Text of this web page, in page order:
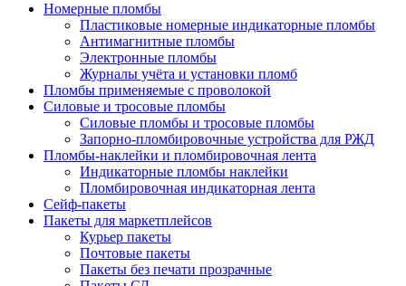
Номерные пломбы
Пластиковые номерные индикаторные пломбы
Антимагнитные пломбы
Электронные пломбы
Журналы учёта и установки пломб
Пломбы применяемые с проволокой
Силовые и тросовые пломбы
Силовые пломбы и тросовые пломбы
Запорно-пломбировочные устройства для РЖД
Пломбы-наклейки и пломбировочная лента
Индикаторные пломбы наклейки
Пломбировочная индикаторная лента
Сейф-пакеты
Пакеты для маркетплейсов
Курьер пакеты
Почтовые пакеты
Пакеты без печати прозрачные